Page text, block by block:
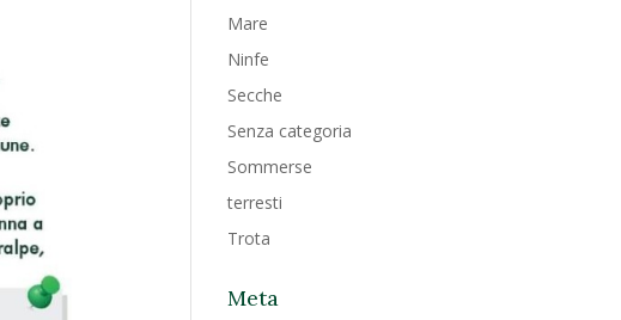
Mare
Ninfe
Secche
Senza categoria
Sommerse
terresti
Trota
Meta